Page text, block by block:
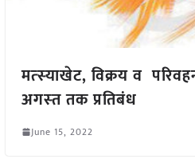
मत्‍स्‍याखेट, विक्रय व
अगस्‍त तक प्रतिबंध
June 15, 2022